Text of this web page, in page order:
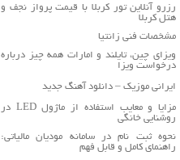
رزرو آنلاین تور کربلا با قیمت پرواز نجف و
هتل کربلا
مشخصات فنی زانتیا
ویزای چین، تایلند و امارات همه چیز درباره
درخواست ویزا
ایرانی موزیک – دانلود آهنگ جدید
مزایا و معایب استفاده از ماژول LED در
روشنایی خانگی
نحوه ثبت نام در سامانه مودیان مالیاتی:
راهنمای کامل و قابل فهم